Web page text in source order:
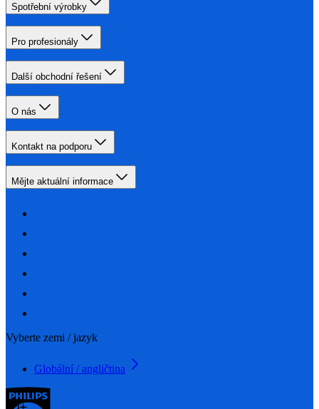
Spotřební výrobky
Pro profesionály
Další obchodní řešení
O nás
Kontakt na podporu
Mějte aktuální informace
Vyberte zemi / jazyk
Globální / angličtina